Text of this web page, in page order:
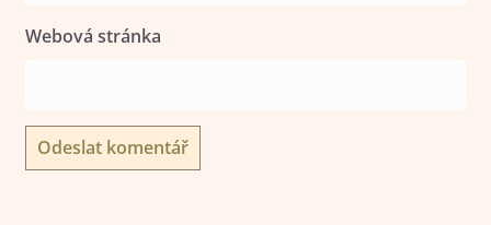
Webová stránka